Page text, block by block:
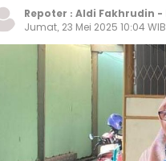
Repoter : Aldi Fakhrudin -
Jumat, 23 Mei 2025 10:04 WIB